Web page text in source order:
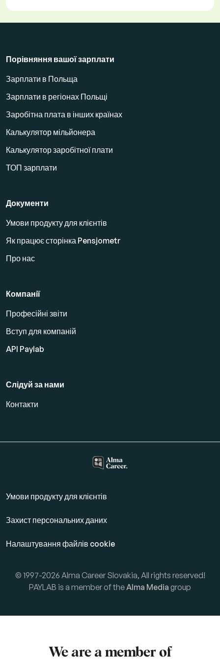
Порівняння вашої зарплати
Зарплати в Польща
Зарплати в регіонах Польщі
Заробітна плата в інших країнах
Калькулятор мільйонера
Калькулятор заробітної плати
ТОП зарплати
Документи
Умови продукту для клієнтів
Як працює сторінка Pensjometr
Про нас
Компанії
Професійні звіти
Вступ для компаній
API Paylab
Слідуй за нами
Контакти
Умови продукту для клієнтів
Захист персональних даних
Налаштування файлів cookie
© 1997-2026 Alma Career Slovakia, All rights reserved!
PAYLAB is a member of the Alma Media group
We are a member of